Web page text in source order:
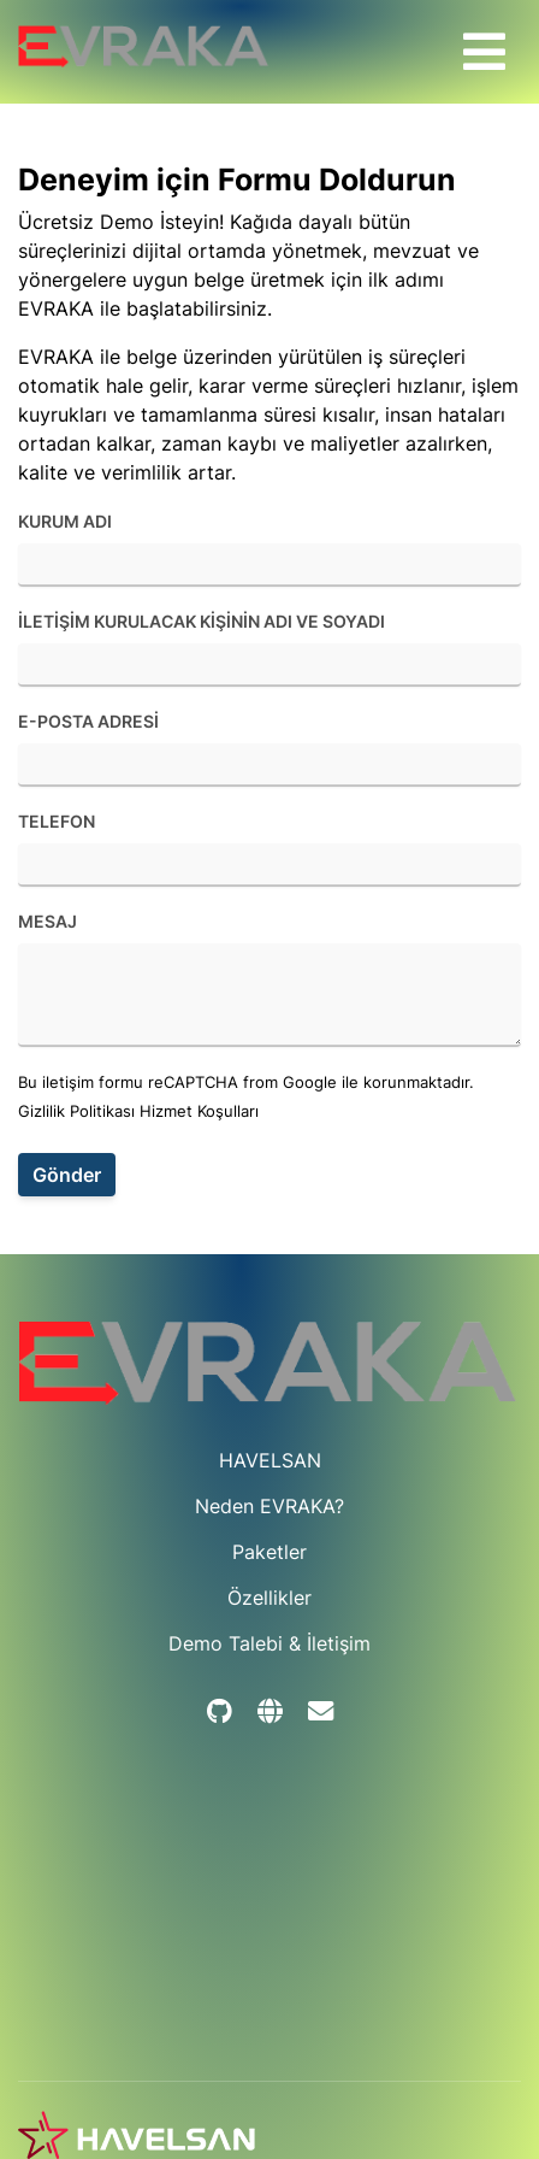
Deneyim için Formu Doldurun
Ücretsiz Demo İsteyin! Kağıda dayalı bütün
süreçlerinizi dijital ortamda yönetmek, mevzuat ve
yönergelere uygun belge üretmek için ilk adımı
EVRAKA ile başlatabilirsiniz.
EVRAKA ile belge üzerinden yürütülen iş süreçleri
otomatik hale gelir, karar verme süreçleri hızlanır, işlem
kuyrukları ve tamamlanma süresi kısalır, insan hataları
ortadan kalkar, zaman kaybı ve maliyetler azalırken,
kalite ve verimlilik artar.
KURUM ADI
İLETIŞIM KURULACAK KIŞININ ADI VE SOYADI
E-POSTA ADRESI
TELEFON
MESAJ
Bu iletişim formu reCAPTCHA from Google ile korunmaktadır.
Gizlilik Politikası Hizmet Koşulları
Gönder
HAVELSAN
Neden EVRAKA?
Paketler
Özellikler
Demo Talebi & İletişim